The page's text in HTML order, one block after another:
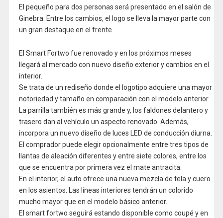
El pequeño para dos personas será presentado en el salón de
Ginebra. Entre los cambios, el logo se lleva la mayor parte con
un gran destaque en el frente.
El Smart Fortwo fue renovado y en los próximos meses
llegará al mercado con nuevo diseño exterior y cambios en el
interior.
Se trata de un rediseño donde el logotipo adquiere una mayor
notoriedad y tamaño en comparación con el modelo anterior.
La parrilla también es más grande y, los faldones delantero y
trasero dan al vehículo un aspecto renovado. Además,
incorpora un nuevo diseño de luces LED de conducción diurna.
El comprador puede elegir opcionalmente entre tres tipos de
llantas de aleación diferentes y entre siete colores, entre los
que se encuentra por primera vez el mate antracita.
En el interior, el auto ofrece una nueva mezcla de tela y cuero
en los asientos. Las líneas interiores tendrán un colorido
mucho mayor que en el modelo básico anterior.
El smart fortwo seguirá estando disponible como coupé y en